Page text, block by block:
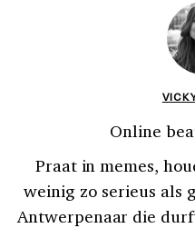
Online
Praat in memes,
weinig zo serieus als
Antwerpenaar die